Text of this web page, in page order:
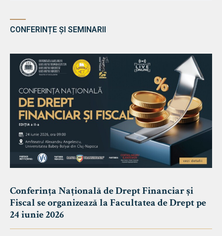
CONFERINȚE ȘI SEMINARII
Conferința Națională de Drept Financiar și
Fiscal se organizează la Facultatea de Drept pe
24 iunie 2026